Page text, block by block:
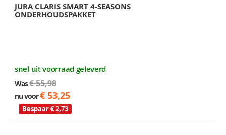
JURA CLARIS SMART 4-SEASONS
ONDERHOUDSPAKKET
snel uit voorraad geleverd
Was€ 55,98
nu voor€ 53,25
Bespaar € 2,73